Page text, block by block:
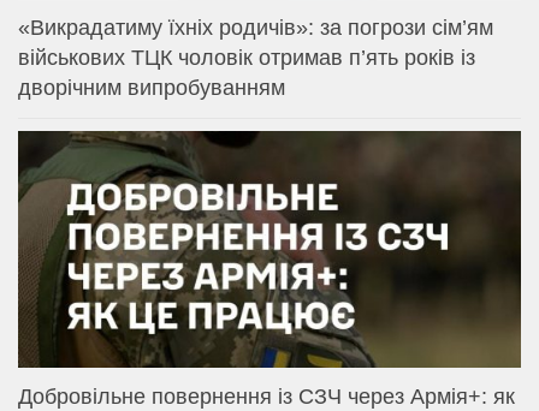
«Викрадатиму їхніх родичів»: за погрози сім’ям
військових ТЦК чоловік отримав п’ять років із
дворічним випробуванням
Добровільне повернення із СЗЧ через Армія+: як